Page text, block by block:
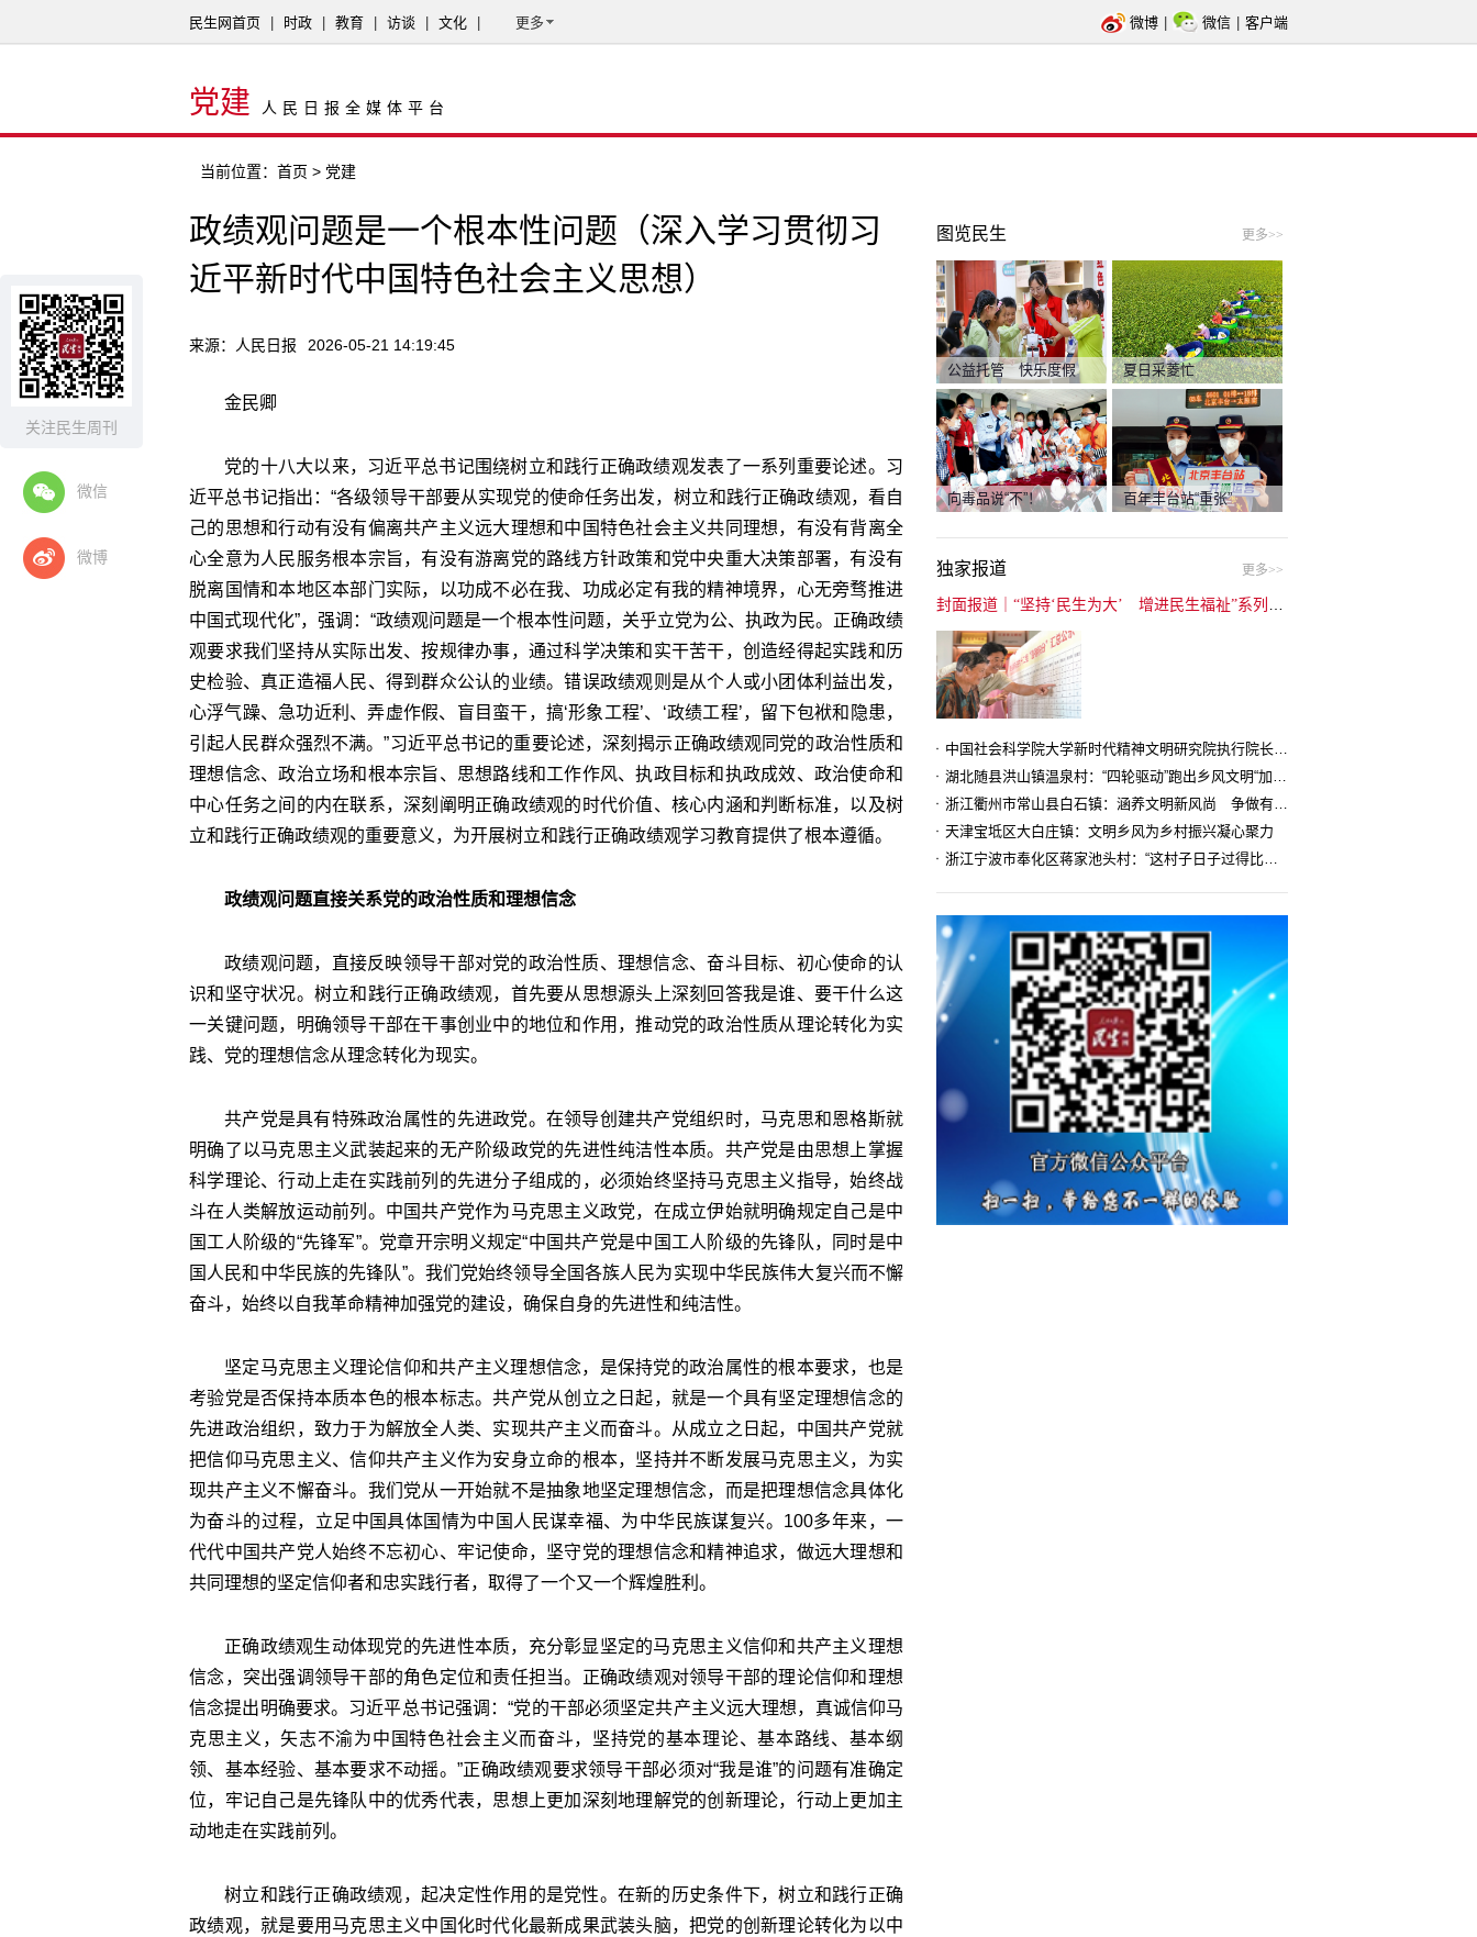
关注民生周刊
微信
微博
民生网首页 时政 教育 访谈 文化 更多 微博 微信 客户端
党建 人民日报全媒体平台
当前位置： 首页 > 党建
政绩观问题是一个根本性问题（深入学习贯彻习
近平新时代中国特色社会主义思想）
来源：人民日报 2026-05-21 14:19:45
金民卿
党的十八大以来，习近平总书记围绕树立和践行正确政绩观发表了一系列重要论述。习
近平总书记指出：“各级领导干部要从实现党的使命任务出发，树立和践行正确政绩观，看自
己的思想和行动有没有偏离共产主义远大理想和中国特色社会主义共同理想，有没有背离全
心全意为人民服务根本宗旨，有没有游离党的路线方针政策和党中央重大决策部署，有没有
脱离国情和本地区本部门实际，以功成不必在我、功成必定有我的精神境界，心无旁骛推进
中国式现代化”，强调：“政绩观问题是一个根本性问题，关乎立党为公、执政为民。正确政绩
观要求我们坚持从实际出发、按规律办事，通过科学决策和实干苦干，创造经得起实践和历
史检验、真正造福人民、得到群众公认的业绩。错误政绩观则是从个人或小团体利益出发，
心浮气躁、急功近利、弄虚作假、盲目蛮干，搞‘形象工程’、‘政绩工程’，留下包袱和隐患，
引起人民群众强烈不满。”习近平总书记的重要论述，深刻揭示正确政绩观同党的政治性质和
理想信念、政治立场和根本宗旨、思想路线和工作作风、执政目标和执政成效、政治使命和
中心任务之间的内在联系，深刻阐明正确政绩观的时代价值、核心内涵和判断标准，以及树
立和践行正确政绩观的重要意义，为开展树立和践行正确政绩观学习教育提供了根本遵循。
政绩观问题直接关系党的政治性质和理想信念
政绩观问题，直接反映领导干部对党的政治性质、理想信念、奋斗目标、初心使命的认
识和坚守状况。树立和践行正确政绩观，首先要从思想源头上深刻回答我是谁、要干什么这
一关键问题，明确领导干部在干事创业中的地位和作用，推动党的政治性质从理论转化为实
践、党的理想信念从理念转化为现实。
共产党是具有特殊政治属性的先进政党。在领导创建共产党组织时，马克思和恩格斯就
明确了以马克思主义武装起来的无产阶级政党的先进性纯洁性本质。共产党是由思想上掌握
科学理论、行动上走在实践前列的先进分子组成的，必须始终坚持马克思主义指导，始终战
斗在人类解放运动前列。中国共产党作为马克思主义政党，在成立伊始就明确规定自己是中
国工人阶级的“先锋军”。党章开宗明义规定“中国共产党是中国工人阶级的先锋队，同时是中
国人民和中华民族的先锋队”。我们党始终领导全国各族人民为实现中华民族伟大复兴而不懈
奋斗，始终以自我革命精神加强党的建设，确保自身的先进性和纯洁性。
坚定马克思主义理论信仰和共产主义理想信念，是保持党的政治属性的根本要求，也是
考验党是否保持本质本色的根本标志。共产党从创立之日起，就是一个具有坚定理想信念的
先进政治组织，致力于为解放全人类、实现共产主义而奋斗。从成立之日起，中国共产党就
把信仰马克思主义、信仰共产主义作为安身立命的根本，坚持并不断发展马克思主义，为实
现共产主义不懈奋斗。我们党从一开始就不是抽象地坚定理想信念，而是把理想信念具体化
为奋斗的过程，立足中国具体国情为中国人民谋幸福、为中华民族谋复兴。100多年来，一
代代中国共产党人始终不忘初心、牢记使命，坚守党的理想信念和精神追求，做远大理想和
共同理想的坚定信仰者和忠实践行者，取得了一个又一个辉煌胜利。
正确政绩观生动体现党的先进性本质，充分彰显坚定的马克思主义信仰和共产主义理想
信念，突出强调领导干部的角色定位和责任担当。正确政绩观对领导干部的理论信仰和理想
信念提出明确要求。习近平总书记强调：“党的干部必须坚定共产主义远大理想，真诚信仰马
克思主义，矢志不渝为中国特色社会主义而奋斗，坚持党的基本理论、基本路线、基本纲
领、基本经验、基本要求不动摇。”正确政绩观要求领导干部必须对“我是谁”的问题有准确定
位，牢记自己是先锋队中的优秀代表，思想上更加深刻地理解党的创新理论，行动上更加主
动地走在实践前列。
树立和践行正确政绩观，起决定性作用的是党性。在新的历史条件下，树立和践行正确
政绩观，就是要用马克思主义中国化时代化最新成果武装头脑，把党的创新理论转化为以中
图览民生 更多>>
公益托管 快乐度假 夏日采菱忙
向毒品说“不”！ 百年丰台站“重张”
独家报道 更多>>
中国社会科学院大学新时代精神文明研究院执行院长王维国：文明村镇创建为乡村注入持久发展动力
湖北随县洪山镇温泉村：“四轮驱动”跑出乡风文明“加速度”
浙江衢州市常山县白石镇：涵养文明新风尚 争做有礼白石人
天津宝坻区大白庄镇：文明乡风为乡村振兴凝心聚力
浙江宁波市奉化区蒋家池头村：“这村子日子过得比城里还舒心”